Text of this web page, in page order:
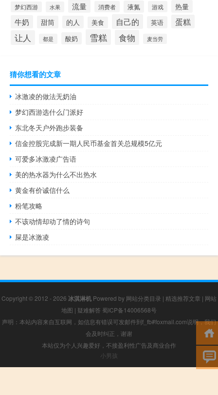
梦幻西游 水果 流量 消费者 液氮 游戏 热量
牛奶 甜筒 的人 美食 自己的 英语 蛋糕
让人 都是 酸奶 雪糕 食物 麦当劳
猜你想看的文章
冰激凌的做法无奶油
梦幻西游选什么门派好
东北冬天户外跑步装备
信金控股完成新一期人民币基金首关总规模5亿元
可爱多冰激凌广告语
美的热水器为什么不出热水
黄金有价诚信什么
粉笔攻略
不该动情却动了情的诗句
屎是冰激凌
Copyright © 2012 - 2026 冰淇淋机 Powered by 网站分类目录 | 精选推荐文章 | 网站
地图 | 疑难解答 蜀ICP备14006568号
声明：本站内容来自互联网，如信息有错误可发邮件到f_fb#foxmail.com说明，我们
会及时纠正，谢谢
本站仅为个人兴趣爱好，不接盈利性广告及商业合作
小男孩